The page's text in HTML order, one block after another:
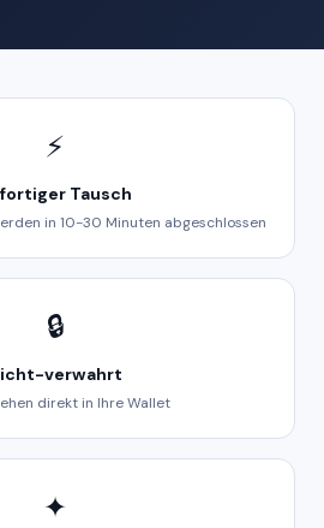
⚡
Tausch
in 10-30 Minuten abgeschlossen
🔒
verwahrt
direkt in Ihre Wallet
✦